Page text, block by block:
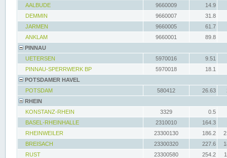
AALBUDE
9660009
14.9
DEMMIN
9660007
31.8
JARMEN
9660005
61.7
ANKLAM
9660001
89.8
PINNAU
UETERSEN
5970016
9.51
PINNAU-SPERRWERK BP
5970018
18.1
POTSDAMER HAVEL
POTSDAM
580412 26.63
RHEIN
KONSTANZ-RHEIN
3329
0.5
BASEL-RHEINHALLE
2310010
164.3
RHEINWEILER
23300130 186.2
BREISACH
23300320 227.6
RUST
23300580 254.2